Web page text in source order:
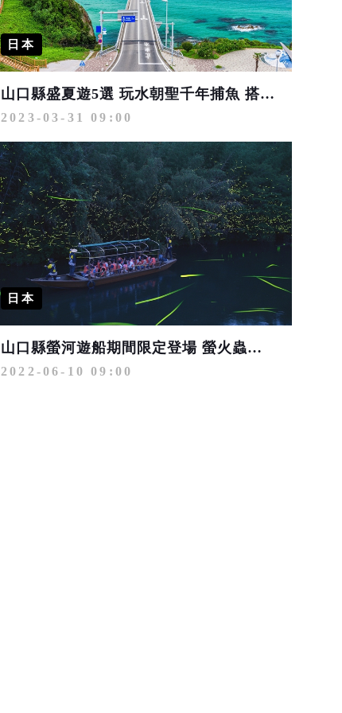
日本
山口縣盛夏遊5選 玩水朝聖千年捕魚 搭賞螢遊船、觀光列車
2023-03-31 09:00
日本
山口縣螢河遊船期間限定登場 螢火蟲浪漫飛舞陪伴夜遊
2022-06-10 09:00